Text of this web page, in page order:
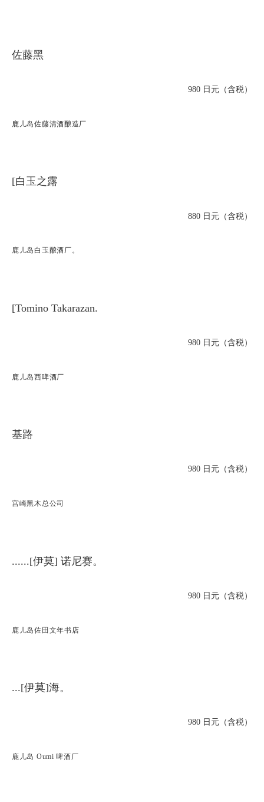
佐藤黑
980 日元（含税）
鹿儿岛佐藤清酒酿造厂
[白玉之露
880 日元（含税）
鹿儿岛白玉酿酒厂。
[Tomino Takarazan.
980 日元（含税）
鹿儿岛西啤酒厂
基路
980 日元（含税）
宫崎黑木总公司
......[伊莫] 诺尼赛。
980 日元（含税）
鹿儿岛佐田文年书店
...[伊莫]海。
980 日元（含税）
鹿儿岛 Oumi 啤酒厂